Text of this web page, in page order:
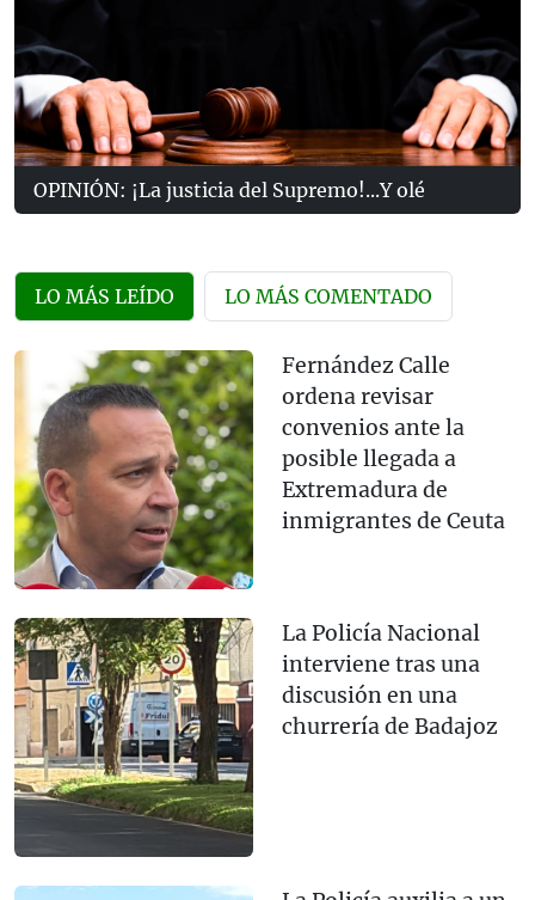
OPINIÓN: ¡La justicia del Supremo!...Y olé
LO MÁS LEÍDO LO MÁS COMENTADO
Fernández Calle
ordena revisar
convenios ante la
posible llegada a
Extremadura de
inmigrantes de Ceuta
La Policía Nacional
interviene tras una
discusión en una
churrería de Badajoz